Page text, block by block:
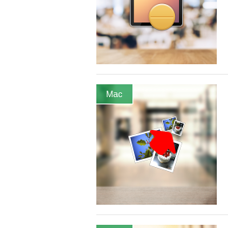
Mac